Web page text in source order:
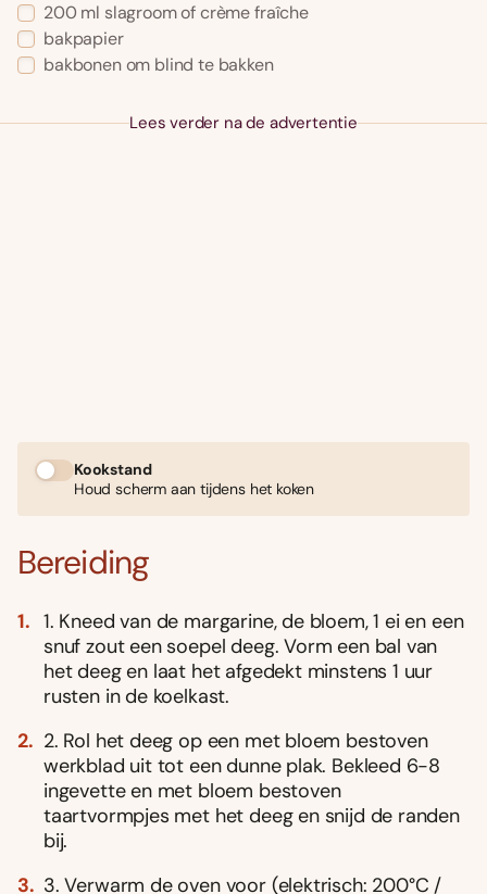
200 ml slagroom of crème fraîche
bakpapier
bakbonen om blind te bakken
Lees verder na de advertentie
Kookstand
Houd scherm aan tijdens het koken
Bereiding
1. Kneed van de margarine, de bloem, 1 ei en een
snuf zout een soepel deeg. Vorm een bal van
het deeg en laat het afgedekt minstens 1 uur
rusten in de koelkast.
2. Rol het deeg op een met bloem bestoven
werkblad uit tot een dunne plak. Bekleed 6-8
ingevette en met bloem bestoven
taartvormpjes met het deeg en snijd de randen
bij.
3. Verwarm de oven voor (elektrisch: 200°C /